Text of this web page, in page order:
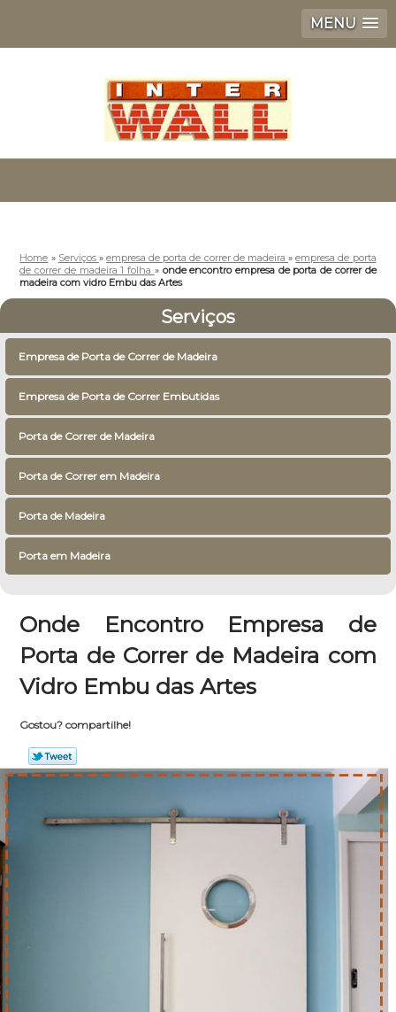
MENU
Home » Serviços »empresa de porta de correr de madeira»empresa de porta
de correr de madeira 1 folha » onde encontro empresa de porta de correr de
madeira com vidro Embu das Artes
Serviços
Empresa de Porta de Correr de Madeira
Empresa de Porta de Correr Embutidas
Porta de Correr de Madeira
Porta de Correr em Madeira
Porta de Madeira
Porta em Madeira
Onde Encontro Empresa de
Porta de Correr de Madeira com
Vidro Embu das Artes
Gostou? compartilhe!